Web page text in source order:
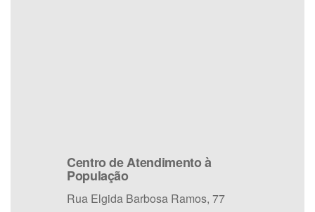
Centro de Atendimento à
População
Rua Elgida Barbosa Ramos, 77